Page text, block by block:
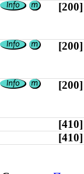
[200]
[200]
[200]
[410]
[410]